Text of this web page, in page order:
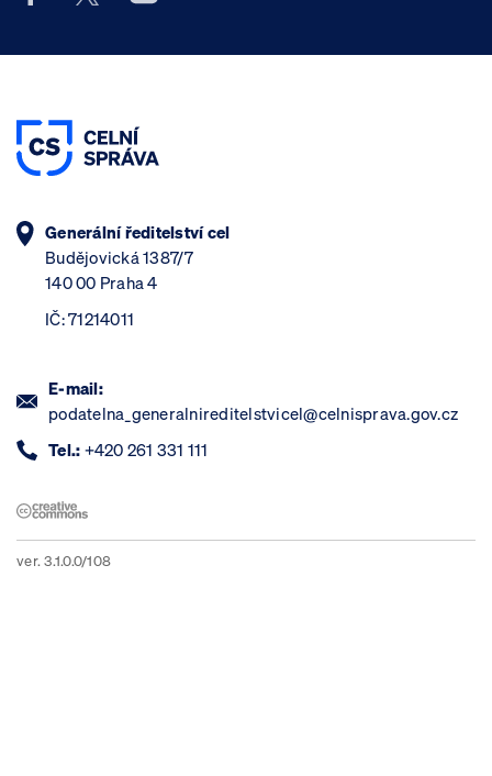
Generální ředitelství cel
Budějovická 1387/7
140 00 Praha 4
IČ: 71214011
E-mail:
podatelna_generalnireditelstvicel@celnisprava.gov.cz
Tel.: +420 261 331 111
ver. 3.1.0.0/108